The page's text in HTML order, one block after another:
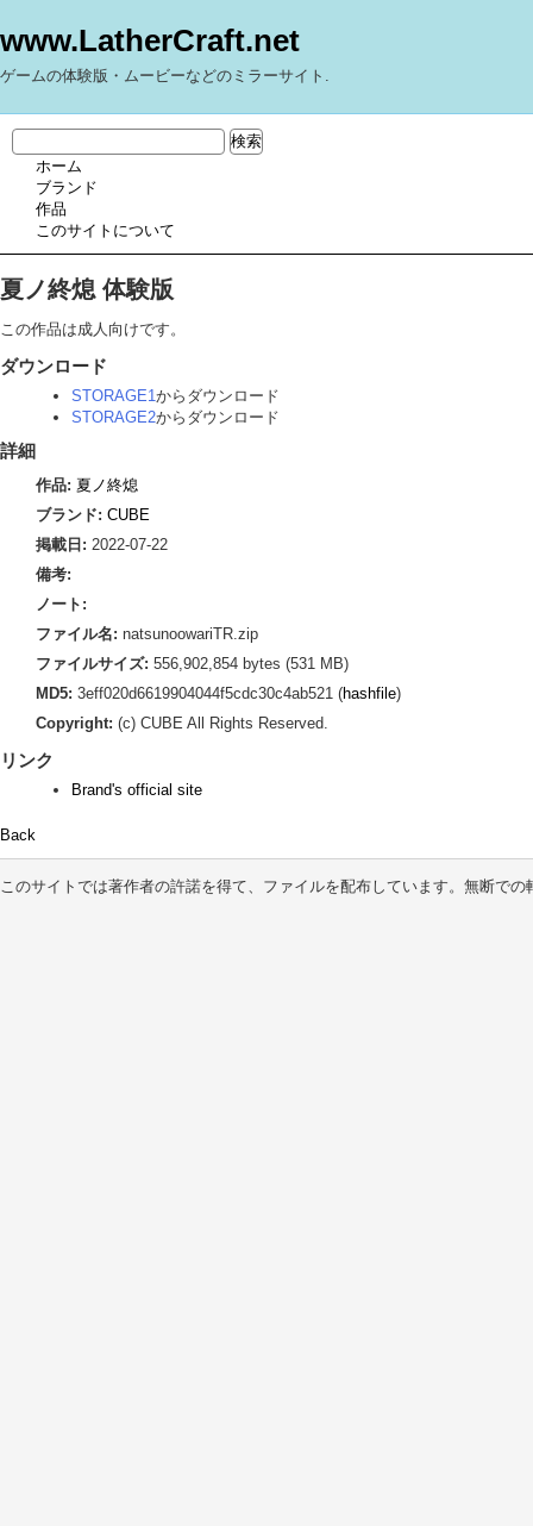
www.LatherCraft.net
ゲームの体験版・ムービーなどのミラーサイト.
ホーム
ブランド
作品
このサイトについて
夏ノ終熄 体験版
この作品は成人向けです。
ダウンロード
STORAGE1からダウンロード
STORAGE2からダウンロード
詳細
作品: 夏ノ終熄
ブランド: CUBE
掲載日: 2022-07-22
備考:
ノート:
ファイル名: natsunoowariTR.zip
ファイルサイズ: 556,902,854 bytes (531 MB)
MD5: 3eff020d6619904044f5cdc30c4ab521 (hashfile)
Copyright: (c) CUBE All Rights Reserved.
リンク
Brand's official site
Back
このサイトでは著作者の許諾を得て、ファイルを配布しています。無断での